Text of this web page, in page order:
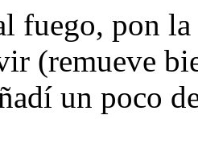
fuego, pon
(remueve
un poco